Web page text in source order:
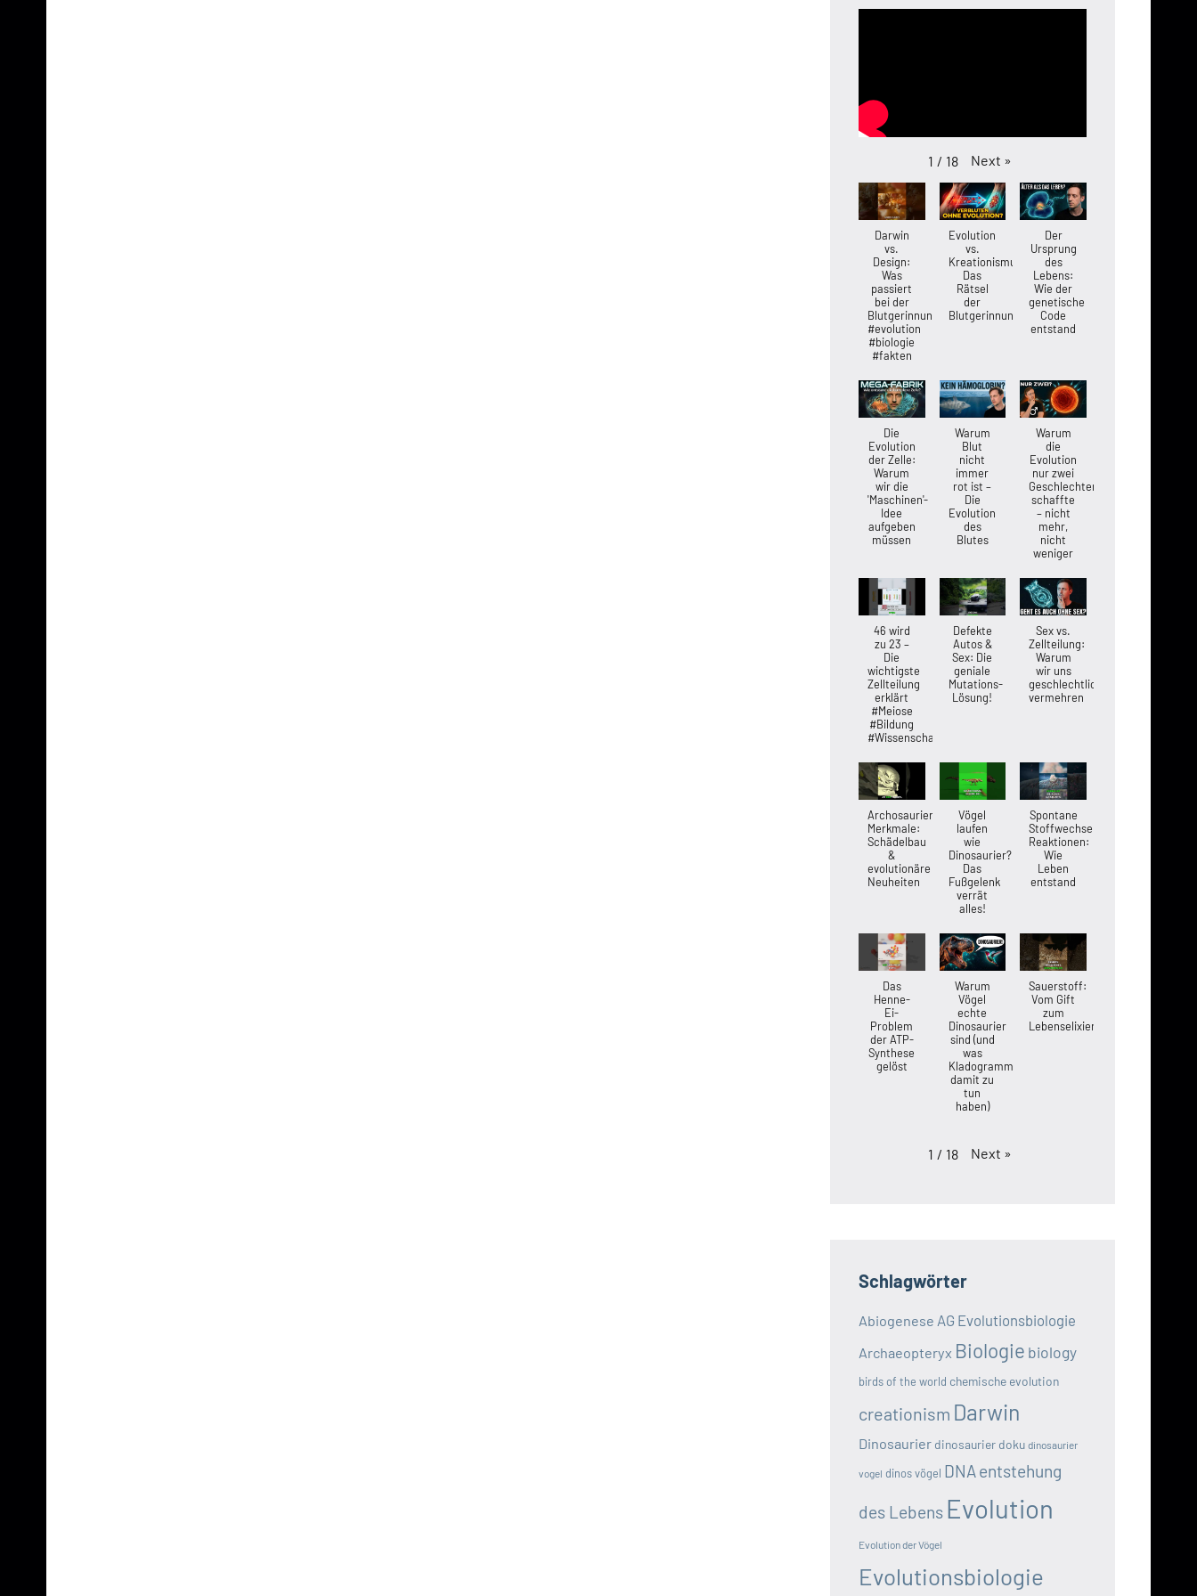
1 / 18 Next »
Darwin
vs.
Design:
Was
passiert
bei der
Blutgerinnung?
#evolution
#biologie
#fakten
Evolution
vs.
Kreationismus:
Das
Rätsel
der
Blutgerinnung
Der
Ursprung
des
Lebens:
Wie der
genetische
Code
entstand
Die
Evolution
der Zelle:
Warum
wir die
'Maschinen'-
Idee
aufgeben
müssen
Warum
Blut
nicht
immer
rot ist –
Die
Evolution
des
Blutes
Warum
die
Evolution
nur zwei
Geschlechter
schaffte
– nicht
mehr,
nicht
weniger
46 wird
zu 23 –
Die
wichtigste
Zellteilung
erklärt
#Meiose
#Bildung
#Wissenschaft
Defekte
Autos &
Sex: Die
geniale
Mutations-
Lösung!
Sex vs.
Zellteilung:
Warum
wir uns
geschlechtlich
vermehren
Archosaurier-
Merkmale:
Schädelbau
&
evolutionäre
Neuheiten
Vögel
laufen
wie
Dinosaurier?
Das
Fußgelenk
verrät
alles!
Spontane
Stoffwechsel-
Reaktionen:
Wie
Leben
entstand
Das
Henne-
Ei-
Problem
der ATP-
Synthese
gelöst
Warum
Vögel
echte
Dinosaurier
sind (und
was
Kladogramme
damit zu
tun
haben)
Sauerstoff:
Vom Gift
zum
Lebenselixier
1 / 18 Next »
Schlagwörter
Abiogenese AG Evolutionsbiologie
Archaeopteryx Biologie biology
birds of the world chemische evolution
creationism Darwin
Dinosaurier dinosaurier doku dinosaurier
vogel dinos vögel DNAentstehung
des Lebens Evolution
Evolution der Vögel
Evolutionsbiologie